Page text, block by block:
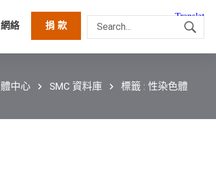
絡 捐 款
中心 SMC 資料庫 標籤 : 性染色體